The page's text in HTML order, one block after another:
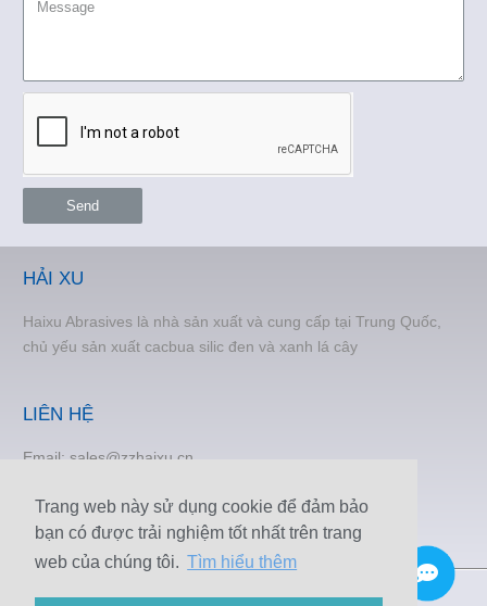
Trang web này sử dụng cookie để đảm bảo
bạn có được trải nghiệm tốt nhất trên trang
web của chúng tôi. Tìm hiểu thêm
Send
HẢI XU
Haixu Abrasives là nhà sản xuất và cung cấp tại Trung Quốc,
chủ yếu sản xuất cacbua silic đen và xanh lá cây
LIÊN HỆ
Email: sales@zzhaixu.cn
Phone:+8615838373120
FAX: +86 371-60305637